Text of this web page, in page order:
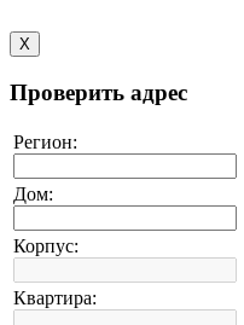
X
Проверить адрес
Регион:
Дом:
Корпус:
Квартира: